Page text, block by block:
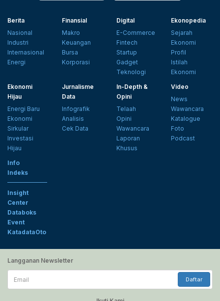
Berita
Nasional
Industri
Internasional
Energi
Finansial
Makro
Keuangan
Bursa
Korporasi
Digital
E-Commerce
Fintech
Startup
Gadget
Teknologi
Ekonopedia
Sejarah
Ekonomi
Profil
Istilah
Ekonomi
Ekonomi
Hijau
Energi Baru
Ekonomi
Sirkular
Investasi
Hijau
Jurnalisme
Data
Infografik
Analisis
Cek Data
In-Depth &
Opini
Telaah
Opini
Wawancara
Laporan
Khusus
Video
News
Wawancara
Katalogue
Foto
Podcast
Info
Indeks
Insight
Center
Databoks
Event
KatadataOto
Langganan Newsletter
Email
Daftar